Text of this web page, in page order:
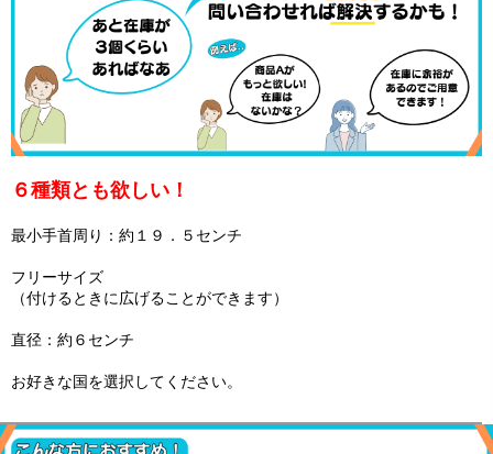
６種類とも欲しい！
最小手首周り：約１９．５センチ
フリーサイズ
（付けるときに広げることができます）
直径：約６センチ
お好きな国を選択してください。